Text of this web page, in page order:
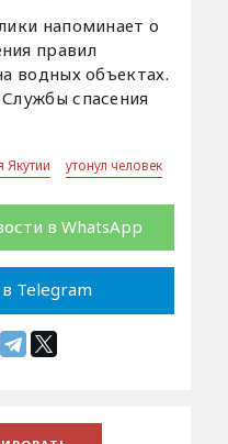
напоминает о
правил
водных объектах.
спасения
Якутии утонул человек
в WhatsApp
Telegram